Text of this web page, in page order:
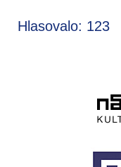
Hlasovalo: 123